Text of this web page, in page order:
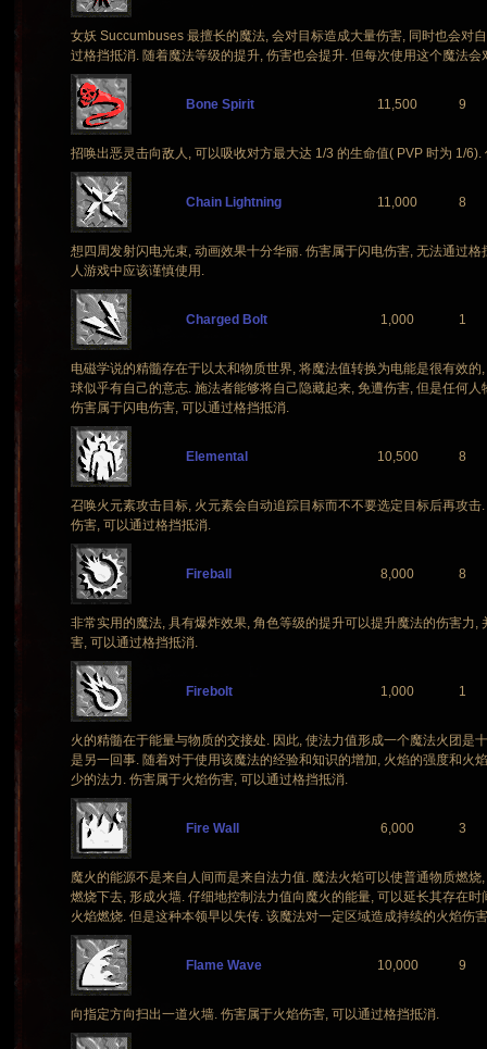
女妖 Succumbuses 最擅长的魔法, 会对目标造成大量伤害, 同时也会对
过格挡抵消. 随着魔法等级的提升, 伤害也会提升. 但每次使用这个魔法会
Bone Spirit 11,500 9
招唤出恶灵击向敌人, 可以吸收对方最大达 1/3 的生命值( PVP 时为 1/
Chain Lightning 11,000 8
想四周发射闪电光束, 动画效果十分华丽. 伤害属于闪电伤害, 无法通过
人游戏中应该谨慎使用.
Charged Bolt 1,000 1
电磁学说的精髓存在于以太和物质世界, 将魔法值转换为电能是很有效
球似乎有自己的意志. 施法者能够将自己隐藏起来, 免遭伤害, 但是任何
伤害属于闪电伤害, 可以通过格挡抵消.
Elemental 10,500 8
召唤火元素攻击目标, 火元素会自动追踪目标而不不要选定目标后再攻
伤害, 可以通过格挡抵消.
Fireball 8,000 8
非常实用的魔法, 具有爆炸效果, 角色等级的提升可以提升魔法的伤害力,
害, 可以通过格挡抵消.
Firebolt 1,000 1
火的精髓在于能量与物质的交接处. 因此, 使法力值形成一个魔法火团是
是另一回事. 随着对于使用该魔法的经验和知识的增加, 火焰的强度和火
少的法力. 伤害属于火焰伤害, 可以通过格挡抵消.
Fire Wall 6,000 3
魔火的能源不是来自人间而是来自法力值. 魔法火焰可以使普通物质燃
燃烧下去, 形成火墙. 仔细地控制法力值向魔火的能量, 可以延长其存在
火焰燃烧. 但是这种本领早以失传. 该魔法对一定区域造成持续的火焰伤
Flame Wave 10,000 9
向指定方向扫出一道火墙. 伤害属于火焰伤害, 可以通过格挡抵消.